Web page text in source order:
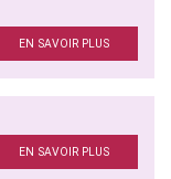
EN SAVOIR PLUS
EN SAVOIR PLUS